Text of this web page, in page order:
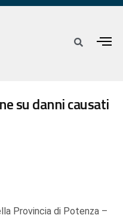
su danni causati
Provincia di Potenza –